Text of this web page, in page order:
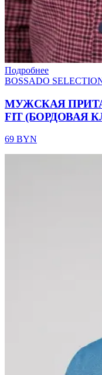
Подробнее
BOSSADO
МУЖСКАЯ
FIT (БОРДОВАЯ
69 BYN